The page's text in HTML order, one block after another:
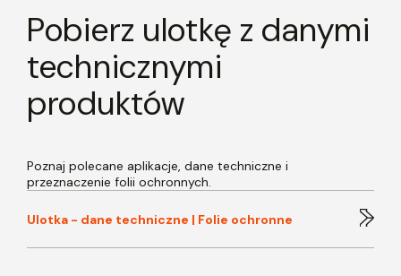
Pobierz ulotkę z danymi
technicznymi
produktów
Poznaj polecane aplikacje, dane techniczne i
przeznaczenie folii ochronnych.
Ulotka - dane techniczne | Folie ochronne